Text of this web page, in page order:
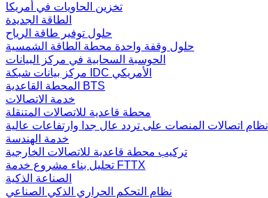
تخزين الحاويات في أمريكا
الطاقة الجديدة
حلول توفير طاقة الرياح
حلول وقفة واحدة محطة الطاقة الشمسية
الحوسبة السحابية في مركز البيانات
مركز بيانات شبكة IDC الأمريكي
المحطة القاعدية BTS
خدمة الاتصالات
محطة قاعدية للاتصالات المتنقلة
نظام اتصالات المنصات على تردد عال جدا وارتفاعات عالية
خدمة الهندسة
تركيب محطة قاعدية للاتصالات الخارجية
تحليل بناء مشروع خدمة FTTX
الصناعة الذكية
نظام التحكم الحراري الذكي الصناعي